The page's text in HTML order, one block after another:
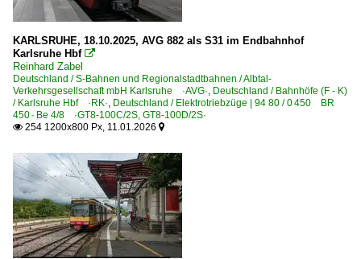
Heilbronn Hbf ·TH, TH B·
Karlsruhe Hbf ·RK·
Karlsruhe (sonstige)
Langensteinbach
Mosbach-Neckarelz
Bahnhöfe (R - Z)
Weinsberg
2010
2010
2011
2012
2013
2014
2015
2016
2017
2018
2019
KARLSRUHE, 18.10.2025, AVG 882 als S31 im Endbahnhof
Karlsruhe Hbf 
Reinhard Zabel
Deutschland / S-Bahnen und Regionalstadtbahnen / Albtal-
Verkehrsgesellschaft mbH Karlsruhe ·AVG·, Deutschland / Bahnhöfe (F - K)
/ Karlsruhe Hbf ·RK·, Deutschland / Elektrotriebzüge | 94 80 / 0 450 BR
450 · Be 4/8 ·GT8-100C/2S, GT8-100D/2S·
 254 1200x800 Px, 11.01.2026 